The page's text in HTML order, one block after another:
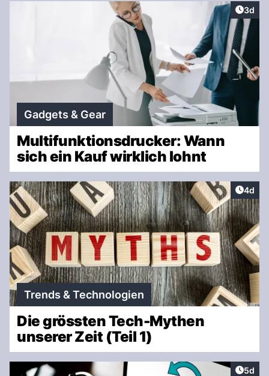
3d
Gadgets & Gear
Multifunktionsdrucker: Wann
sich ein Kauf wirklich lohnt
4d
Trends & Technologien
Die grössten Tech-Mythen
unserer Zeit (Teil 1)
5d